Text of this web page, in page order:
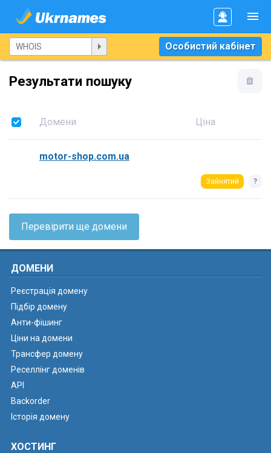
Особистий кабінет
Результати пошуку
Домени Ціна
motor-shop.com.ua
Зайнятий ?
Перевірити ще домени
ДОМЕНИ
Реєстрація домену
Підбір домену
Анти-фішинг
Ціни на домени
Трансфер домену
Реселлінг доменів
API
Backorder
Історія домену
ХОСТИНГ